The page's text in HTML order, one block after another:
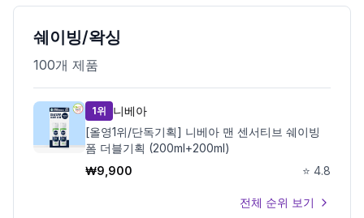
쉐이빙/왁싱
100개 제품
1위
니베아
[올영1위/단독기획] 니베아 맨 센서티브 쉐이빙
폼 더블기획 (200ml+200ml)
₩9,900 ⭐ 4.8
전체 순위 보기